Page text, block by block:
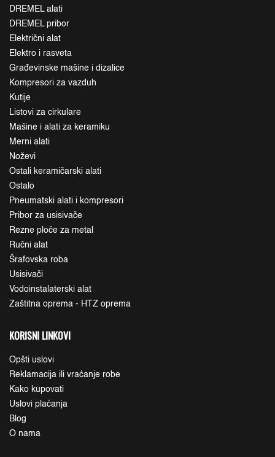
DREMEL alati
DREMEL pribor
Električni alat
Elektro i rasveta
Građevinske mašine i dizalice
Kompresori za vazduh
Kutije
Listovi za cirkulare
Mašine i alati za keramiku
Merni alati
Noževi
Ostali keramičarski alati
Ostalo
Pneumatski alati i kompresori
Pribor za usisivače
Rezne ploče za metal
Ručni alat
Šrafovska roba
Usisivači
Vodoinstalaterski alat
Zaštitna oprema - HTZ oprema
KORISNI LINKOVI
Opšti uslovi
Reklamacija ili vraćanje robe
Kako kupovati
Uslovi plaćanja
Blog
O nama